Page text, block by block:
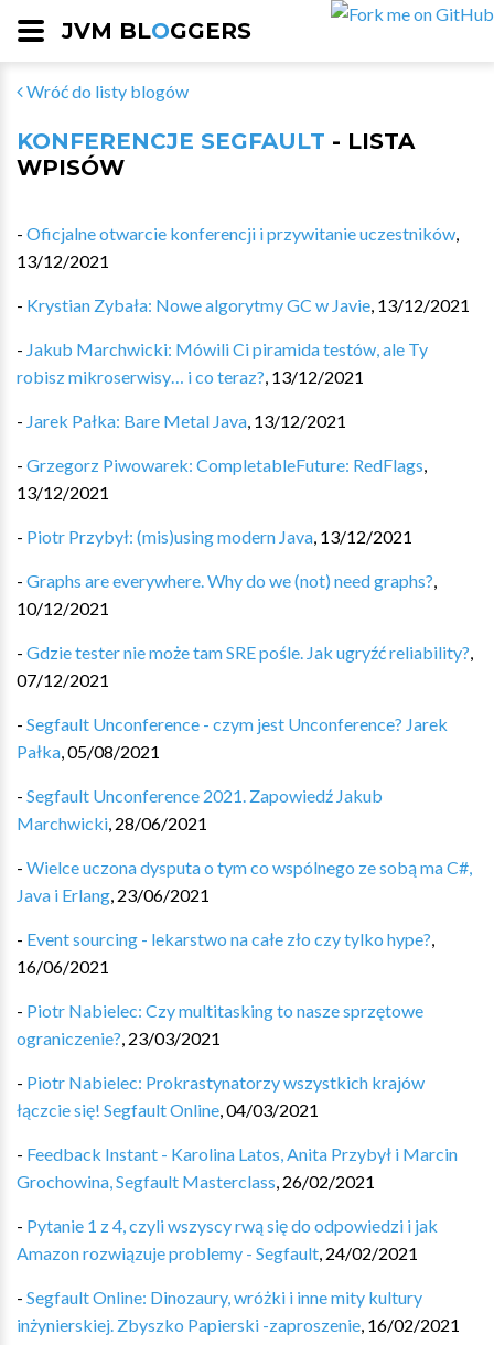
JVM BLOGGERS
Wróć do listy blogów
KONFERENCJE SEGFAULT - LISTA
WPISÓW
- Oficjalne otwarcie konferencji i przywitanie uczestników,
13/12/2021
- Krystian Zybała: Nowe algorytmy GC w Javie, 13/12/2021
- Jakub Marchwicki: Mówili Ci piramida testów, ale Ty
robisz mikroserwisy… i co teraz?, 13/12/2021
- Jarek Pałka: Bare Metal Java, 13/12/2021
- Grzegorz Piwowarek: CompletableFuture: RedFlags,
13/12/2021
- Piotr Przybył: (mis)using modern Java, 13/12/2021
- Graphs are everywhere. Why do we (not) need graphs?,
10/12/2021
- Gdzie tester nie może tam SRE pośle. Jak ugryźć reliability?,
07/12/2021
- Segfault Unconference - czym jest Unconference? Jarek
Pałka,05/08/2021
- Segfault Unconference 2021. Zapowiedź Jakub
Marchwicki, 28/06/2021
- Wielce uczona dysputa o tym co wspólnego ze sobą ma C#,
Java i Erlang, 23/06/2021
- Event sourcing - lekarstwo na całe zło czy tylko hype?,
16/06/2021
- Piotr Nabielec: Czy multitasking to nasze sprzętowe
ograniczenie?, 23/03/2021
- Piotr Nabielec: Prokrastynatorzy wszystkich krajów
łączcie się! Segfault Online,04/03/2021
- Feedback Instant - Karolina Latos, Anita Przybył i Marcin
Grochowina, Segfault Masterclass, 26/02/2021
- Pytanie 1 z 4, czyli wszyscy rwą się do odpowiedzi i jak
Amazon rozwiązuje problemy - Segfault, 24/02/2021
- Segfault Online: Dinozaury, wróżki i inne mity kultury
inżynierskiej. Zbyszko Papierski -zaproszenie, 16/02/2021